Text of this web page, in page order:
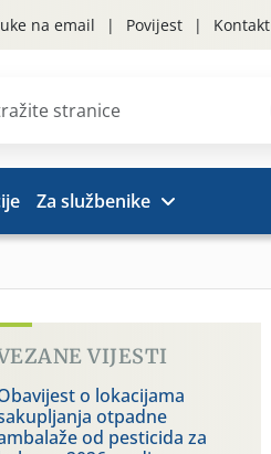
na email Povijest Kontakt
Za službenike
VIJESTI
o lokacijama
otpadne
od pesticida za